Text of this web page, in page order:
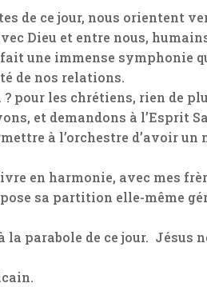
de ce jour, nous orientent
Dieu et entre nous,
fait une immense symphonie
de nos relations.
pour les chrétiens, rien de
et demandons à l’Esprit
à l’orchestre d’avoir un
en harmonie, avec mes
sa partition elle-même
parabole de ce jour. Jésus